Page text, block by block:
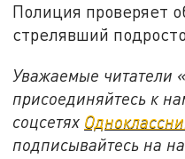
Полиция проверяет
стрелявший
Уважаемые читатели
присоединяйтесь к
соцсетях
подписывайтесь на